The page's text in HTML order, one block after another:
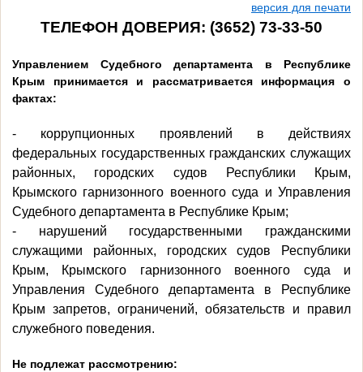
версия для печати
ТЕЛЕФОН ДОВЕРИЯ: (3652) 73-33-50
Управлением Судебного департамента в Республике
Крым принимается и рассматривается информация о
фактах:
- коррупционных проявлений в действиях
федеральных государственных гражданских служащих
районных, городских судов Республики Крым,
Крымского гарнизонного военного суда и Управления
Судебного департамента в Республике Крым;
- нарушений государственными гражданскими
служащими районных, городских судов Республики
Крым, Крымского гарнизонного военного суда и
Управления Судебного департамента в Республике
Крым запретов, ограничений, обязательств и правил
служебного поведения.
Не подлежат рассмотрению: